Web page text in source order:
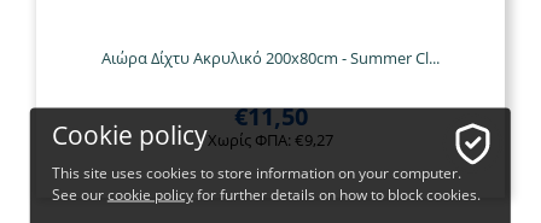
Αιώρα Δίχτυ Ακρυλικό 200x80cm - Summer Cl...
€11,50
Χωρίς ΦΠΑ: €9,27
Cookie policy
This site uses cookies to store information on your computer.
See ourcookie policyfor further details on how to block cookies.